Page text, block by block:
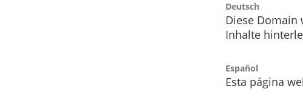
Deutsch
Diese Domain
Inhalte
Español
Esta página